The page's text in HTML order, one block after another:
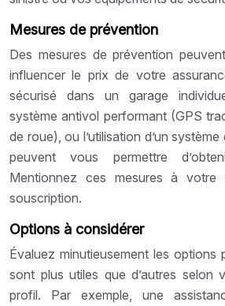
Mesures de prévention
Des mesures de prévention
influencer le prix de votre
sécurisé dans un garage
système antivol performant (GPS
de roue), ou l’utilisation d’un
peuvent vous permettre
Mentionnez ces mesures à votre
souscription.
Options à considérer
Évaluez minutieusement les options
sont plus utiles que d’autres selon
profil. Par exemple, une